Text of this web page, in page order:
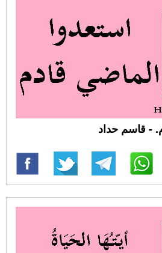
- قاسم حداد